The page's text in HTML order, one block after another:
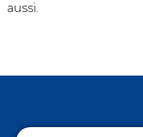
aussi.